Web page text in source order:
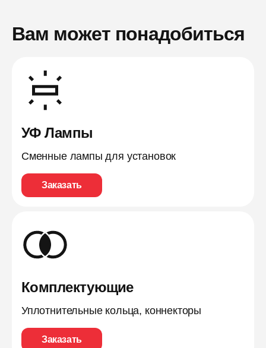
Вам может понадобиться
УФ Лампы
Сменные лампы для установок
Заказать
Комплектующие
Уплотнительные кольца, коннекторы
Заказать